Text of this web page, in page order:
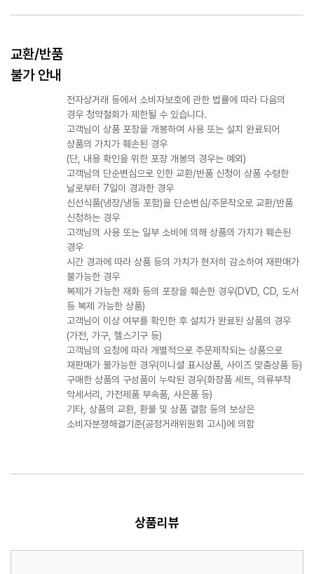
교환/반품
불가 안내
전자상거래 등에서 소비자보호에 관한 법률에 따라 다음의
경우 청약철회가 제한될 수 있습니다.
고객님이 상품 포장을 개봉하여 사용 또는 설치 완료되어
상품의 가치가 훼손된 경우
(단, 내용 확인을 위한 포장 개봉의 경우는 예외)
고객님의 단순변심으로 인한 교환/반품 신청이 상품 수령한
날로부터 7일이 경과한 경우
신선식품(냉장/냉동 포함)을 단순변심/주문착오로 교환/반품
신청하는 경우
고객님의 사용 또는 일부 소비에 의해 상품의 가치가 훼손된
경우
시간 경과에 따라 상품 등의 가치가 현저히 감소하여 재판매가
불가능한 경우
복제가 가능한 재화 등의 포장을 훼손한 경우(DVD, CD, 도서
등 복제 가능한 상품)
고객님이 이상 여부를 확인한 후 설치가 완료된 상품의 경우
(가전, 가구, 헬스기구 등)
고객님의 요청에 따라 개별적으로 주문제작되는 상품으로
재판매가 불가능한 경우(이니셜 표시상품, 사이즈 맞춤상품 등)
구매한 상품의 구성품이 누락된 경우(화장품 세트, 의류부착
악세서리, 가전제품 부속품, 사은품 등)
기타, 상품의 교환, 환불 및 상품 결함 등의 보상은
소비자분쟁해결기준(공정거래위원회 고시)에 의함
상품리뷰